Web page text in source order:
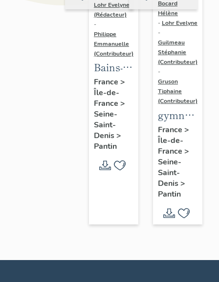
Lohr Evelyne
(Rédacteur)
-
Philippe
Emmanuelle
(Contributeur)
Bains-
douches
municipaux
de
Pantin
France >
Île-de-
France >
Seine-
Saint-
Denis>
Pantin
Bocard
Hélène
- Lohr Evelyne
-
Guilmeau
Stéphanie
(Contributeur)
-
Gruson
Tiphaine
(Contributeur)
gymnase
Hasenfratz
France >
Île-de-
France >
Seine-
Saint-
Denis>
Pantin